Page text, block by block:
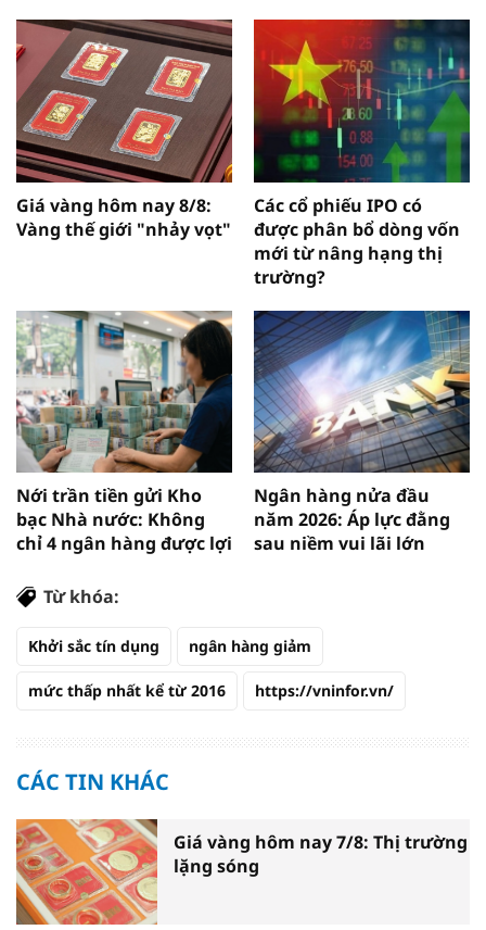
Giá vàng hôm nay 8/8:
Vàng thế giới "nhảy vọt"
Các cổ phiếu IPO có
được phân bổ dòng vốn
mới từ nâng hạng thị
trường?
Nới trần tiền gửi Kho
bạc Nhà nước: Không
chỉ 4 ngân hàng được lợi
Ngân hàng nửa đầu
năm 2026: Áp lực đằng
sau niềm vui lãi lớn
Từ khóa:
Khởi sắc tín dụng ngân hàng giảm
mức thấp nhất kể từ 2016 https://vninfor.vn/
CÁC TIN KHÁC
Giá vàng hôm nay 7/8: Thị trường
lặng sóng